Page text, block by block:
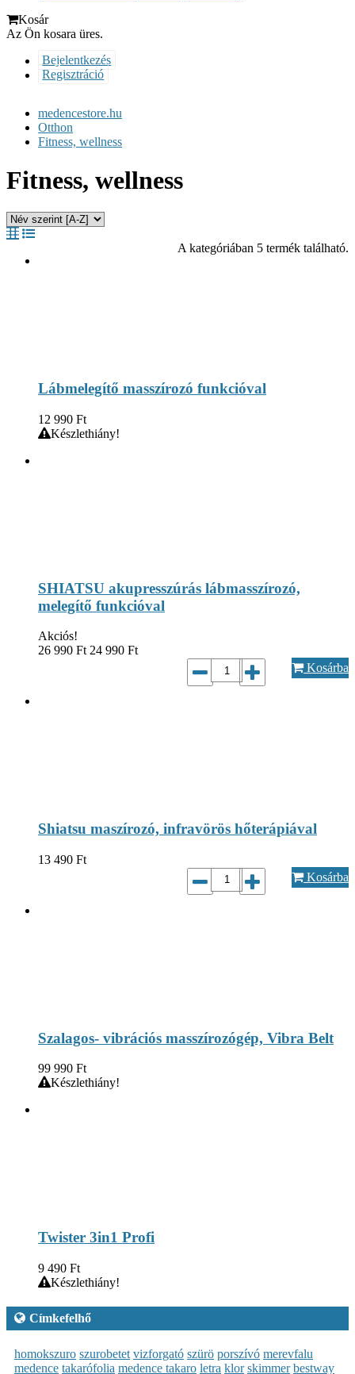
Kosár
Az Ön kosara üres.
Bejelentkezés
Regisztráció
medencestore.hu
Otthon
Fitness, wellness
Fitness, wellness
A kategóriában 5 termék található.
Lábmelegítő masszírozó funkcióval
12 990 Ft
Készlethiány!
SHIATSU akupresszúrás lábmasszírozó,
melegítő funkcióval
Akciós!
26 990 Ft 24 990 Ft
Kosárba
Shiatsu maszírozó, infravörös hőterápiával
13 490 Ft
Kosárba
Szalagos- vibrációs masszírozógép, Vibra Belt
99 990 Ft
Készlethiány!
Twister 3in1 Profi
9 490 Ft
Készlethiány!
Címkefelhő
homokszuro szurobetet vizforgató szürö porszívó merevfalu
medence takarófolia medence takaro letra klor skimmer bestway